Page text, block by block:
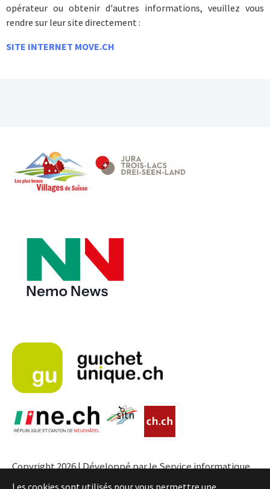
Les cookies sont utilisés pour vous permettre une
opérateur ou obtenir d'autres informations, veuillez vous
rendre sur leur site directement :
SITE INTERNET MOVE.CH
Copyright 2026 | Développé par le Service informatique
de l'Entité neuchâteloise |